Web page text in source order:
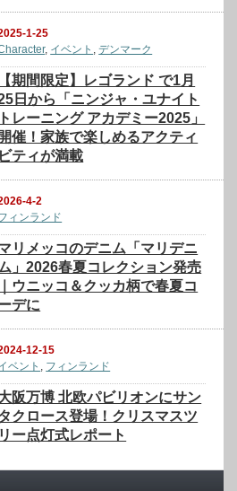
1-25
, イベント ,デンマーク
【期間限定】レゴランド で1月
日から「ニンジャ・ユナイト
トレーニング アカデミー2025」
開催！家族で楽しめるアクティ
ビティが満載
4-2
ィンランド
リメッコのデニム「マリデニ
」2026春夏コレクション発売
｜ウニッコ＆クッカ柄で春夏コ
デに
12-15
ベント , フィンランド
阪万博 北欧パビリオンにサン
クロース登場！クリスマスツ
リー点灯式レポート